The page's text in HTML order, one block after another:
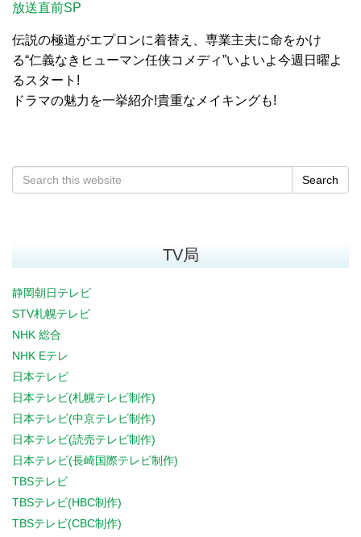
放送直前SP
伝説の極道がエプロンに着替え、専業主夫に命をかけ
る“仁義なきヒューマン任侠コメディ”いよいよ今週日曜よ
るスタート!
ドラマの魅力を一挙紹介!貴重なメイキングも!
Search
TV局
静岡朝日テレビ
STV札幌テレビ
NHK 総合
NHK Eテレ
日本テレビ
日本テレビ(札幌テレビ制作)
日本テレビ(中京テレビ制作)
日本テレビ(読売テレビ制作)
日本テレビ(長崎国際テレビ制作)
TBSテレビ
TBSテレビ(HBC制作)
TBSテレビ(CBC制作)